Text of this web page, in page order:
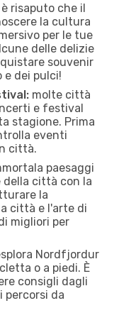
è risaputo che il
la cultura
per le tue
delle delizie
souvenir
e dei pulci!
molte città
e festival
stagione. Prima
eventi
città.
paesaggi
della città con la
la
città e l'arte di
migliori per
Nordfjordur
o a piedi. È
consigli dagli
percorsi da